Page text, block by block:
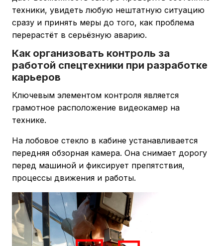
техники, увидеть любую нештатную ситуацию
сразу и принять меры до того, как проблема
перерастёт в серьёзную аварию.
Как организовать контроль за
работой спецтехники при разработке
карьеров
Ключевым элементом контроля является
грамотное расположение видеокамер на
технике.
На лобовое стекло в кабине устанавливается
передняя обзорная камера. Она снимает дорогу
перед машиной и фиксирует препятствия,
процессы движения и работы.